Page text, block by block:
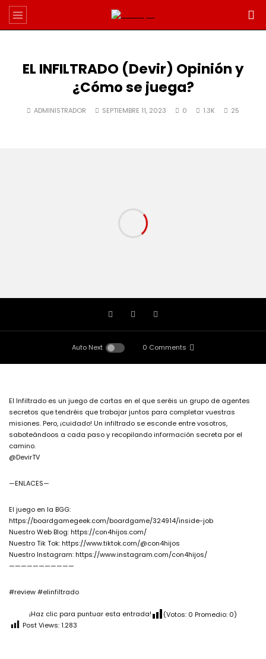
EL INFILTRADO (Devir) Opinión y
¿Cómo se juega?
ADMINISTRADOR SEPTIEMBRE 11, 2023 0 1.3K 25
Auto Next 0 Comments
El Infiltrado es un juego de cartas en el que seréis un grupo de agentes
secretos que tendréis que trabajar juntos para completar vuestras
misiones. Pero, ¡cuidado! Un infiltrado se esconde entre vosotros,
saboteándoos a cada paso y recopilando información secreta por el
camino.
@DevirTV
—ENLACES—
El juego en la BGG:
https://boardgamegeek.com/boardgame/324914/inside-job
Nuestro Web Blog: https://con4hijos.com/
Nuestro Tik Tok: https://www.tiktok.com/@con4hijos
Nuestro Instagram: https://www.instagram.com/con4hijos/
———————————
#review #elinfiltrado
¡Haz clic para puntuar esta entrada! (Votos: 0 Promedio: 0)
Post Views:1.283